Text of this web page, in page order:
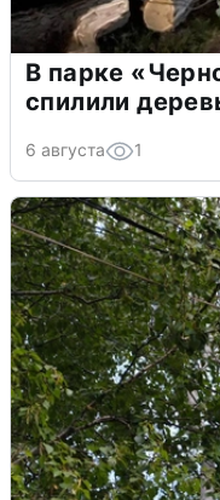
В парке
спилили
6 августа 1